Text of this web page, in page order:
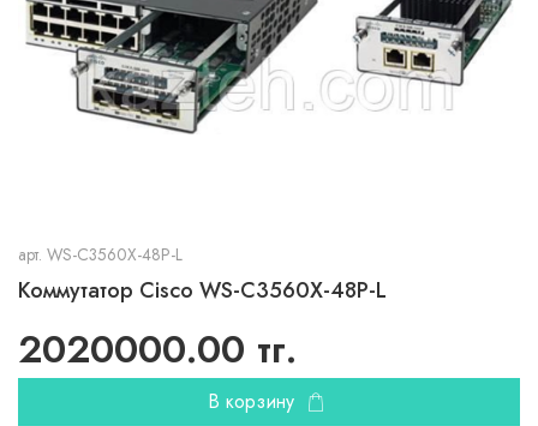
арт. WS-C3560X-48P-L
Коммутатор Cisco WS-C3560X-48P-L
2020000.00 тг.
В корзину